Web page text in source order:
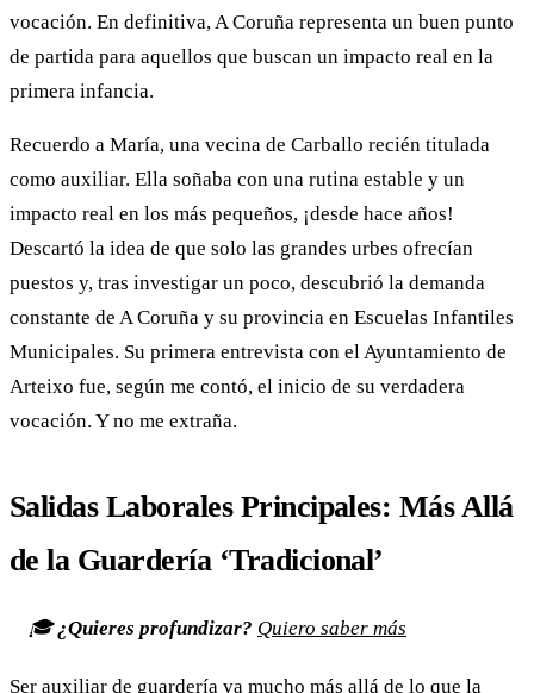
vocación. En definitiva, A Coruña representa un buen punto
de partida para aquellos que buscan un impacto real en la
primera infancia.
Recuerdo a María, una vecina de Carballo recién titulada
como auxiliar. Ella soñaba con una rutina estable y un
impacto real en los más pequeños, ¡desde hace años!
Descartó la idea de que solo las grandes urbes ofrecían
puestos y, tras investigar un poco, descubrió la demanda
constante de A Coruña y su provincia en Escuelas Infantiles
Municipales. Su primera entrevista con el Ayuntamiento de
Arteixo fue, según me contó, el inicio de su verdadera
vocación. Y no me extraña.
Salidas Laborales Principales: Más Allá
de la Guardería ‘Tradicional’
🎓¿Quieres profundizar? Quiero saber más
Ser auxiliar de guardería va mucho más allá de lo que la